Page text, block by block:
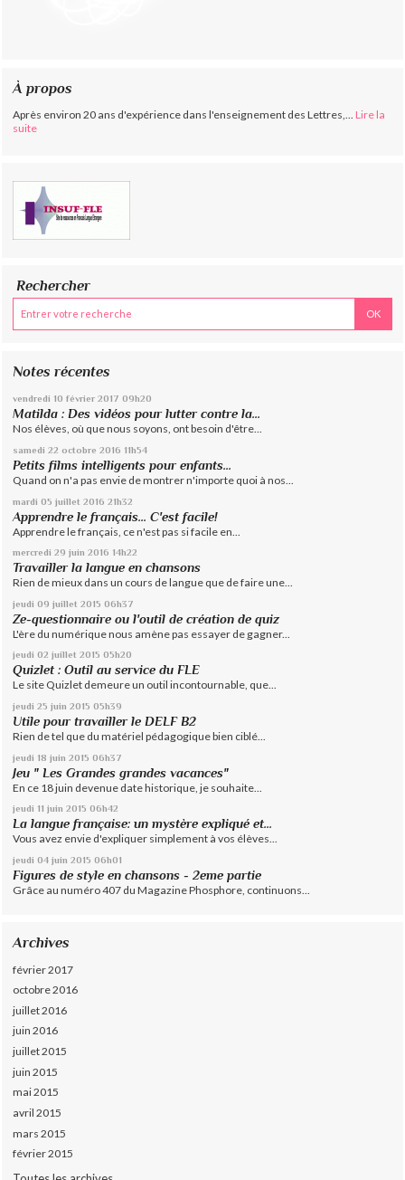
À propos
Après environ 20 ans d'expérience dans l'enseignement des Lettres,... Lire la
suite
Rechercher
Notes récentes
vendredi 10 février 2017 09h20
Matilda : Des vidéos pour lutter contre la...
Nos élèves, où que nous soyons, ont besoin d'être...
samedi 22 octobre 2016 11h54
Petits films intelligents pour enfants...
Quand on n'a pas envie de montrer n'importe quoi à nos...
mardi 05 juillet 2016 21h32
Apprendre le français... C'est facile!
Apprendre le français, ce n'est pas si facile en...
mercredi 29 juin 2016 14h22
Travailler la langue en chansons
Rien de mieux dans un cours de langue que de faire une...
jeudi 09 juillet 2015 06h37
Ze-questionnaire ou l'outil de création de quiz
L'ère du numérique nous amène pas essayer de gagner...
jeudi 02 juillet 2015 05h20
Quizlet : Outil au service du FLE
Le site Quizlet demeure un outil incontournable, que...
jeudi 25 juin 2015 05h39
Utile pour travailler le DELF B2
Rien de tel que du matériel pédagogique bien ciblé...
jeudi 18 juin 2015 06h37
Jeu " Les Grandes grandes vacances"
En ce 18 juin devenue date historique, je souhaite...
jeudi 11 juin 2015 06h42
La langue française: un mystère expliqué et...
Vous avez envie d'expliquer simplement à vos élèves...
jeudi 04 juin 2015 06h01
Figures de style en chansons - 2eme partie
Grâce au numéro 407 du Magazine Phosphore, continuons...
Archives
février 2017
octobre 2016
juillet 2016
juin 2016
juillet 2015
juin 2015
mai 2015
avril 2015
mars 2015
février 2015